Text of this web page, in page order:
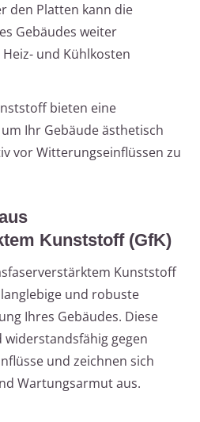
den Platten kann die
Gebäudes weiter
und Kühlkosten
bieten eine
Ihr Gebäude ästhetisch
vor Witterungseinflüssen zu
Kunststoff (GfK)
Kunststoff
und robuste
Ihres Gebäudes. Diese
widerstandsfähig gegen
und zeichnen sich
Wartungsarmut aus.